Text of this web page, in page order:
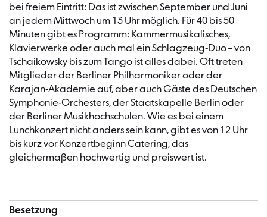
bei freiem Eintritt: Das ist zwischen September und Juni
an jedem Mittwoch um 13 Uhr möglich. Für 40 bis 50
Minuten gibt es Programm: Kammermusikalisches,
Klavierwerke oder auch mal ein Schlagzeug-Duo – von
Tschaikowsky bis zum Tango ist alles dabei. Oft treten
Mitglieder der Berliner Philharmoniker oder der
Karajan-Akademie auf, aber auch Gäste des Deutschen
Symphonie-Orchesters, der Staatskapelle Berlin oder
der Berliner Musikhochschulen. Wie es bei einem
Lunchkonzert nicht anders sein kann, gibt es von 12 Uhr
bis kurz vor Konzertbeginn Catering, das
gleichermaßen hochwertig und preiswert ist.
Besetzung